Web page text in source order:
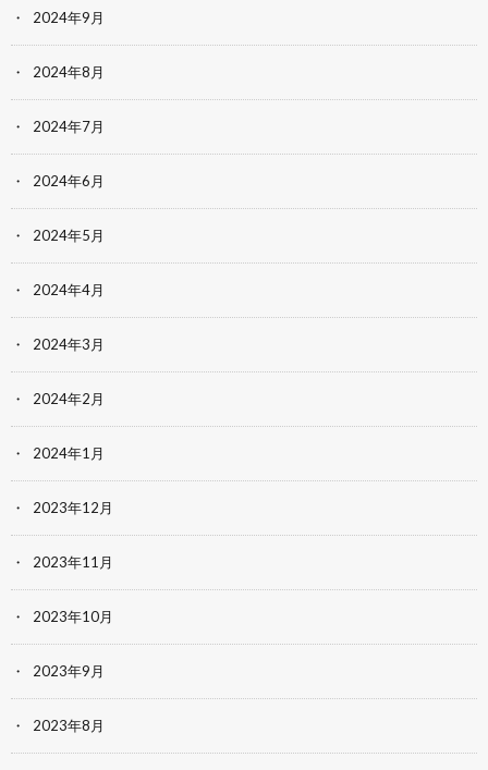
2024年9月
2024年8月
2024年7月
2024年6月
2024年5月
2024年4月
2024年3月
2024年2月
2024年1月
2023年12月
2023年11月
2023年10月
2023年9月
2023年8月